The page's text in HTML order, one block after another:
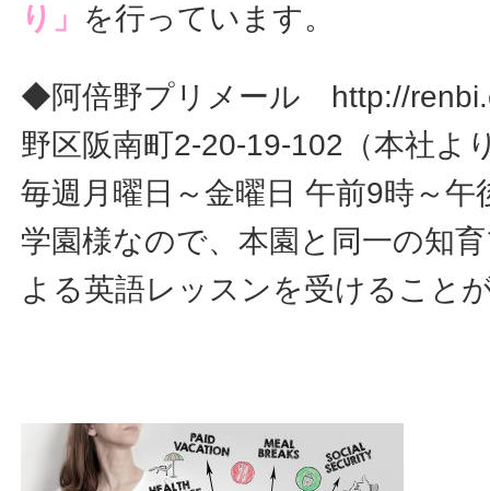
り」 を行っています。
◆阿倍野プリメール http://
野区阪南町2-20-19-102（本社よ
毎週月曜日～金曜日 午前9時～
学園様なので、本園と同一の知
よる英語レッスンを受けること